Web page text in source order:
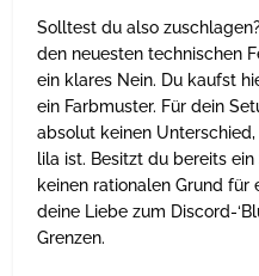
Solltest du also
den neuesten technischen
ein klares Nein. Du kaufst
ein Farbmuster. Für dein
absolut keinen
lila ist. Besitzt du bereits ein
keinen rationalen Grund für
deine Liebe zum Discord-
Grenzen.